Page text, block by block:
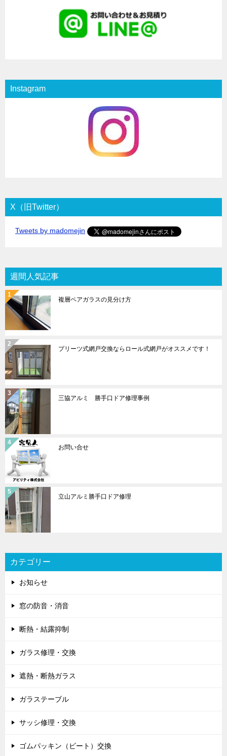
Instagram
X（旧Twitter）
Tweets by madomejin
週間人気記事
複層ペアガラスの見分け方
プリーツ式網戸交換ならロール式網戸がオススメです！
三協アルミ 勝手口ドア修理事例
お問い合せ
立山アルミ勝手口ドア修理
カテゴリー
お知らせ
窓の防音・消音
断熱・結露抑制
ガラス修理・交換
遮熱・断熱ガラス
ガラステーブル
サッシ修理・交換
ゴムパッキン（ビート）交換